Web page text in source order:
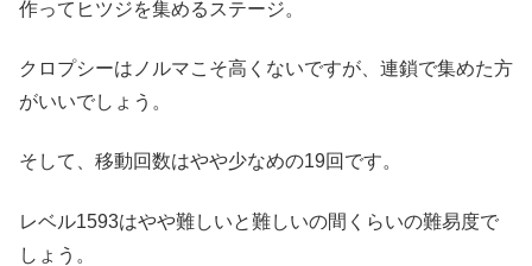
作ってヒツジを集めるステージ。
クロプシーはノルマこそ高くないですが、連鎖で集めた方
がいいでしょう。
そして、移動回数はやや少なめの19回です。
レベル1593はやや難しいと難しいの間くらいの難易度で
しょう。